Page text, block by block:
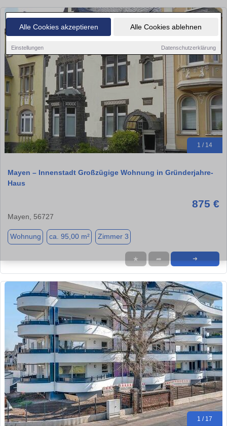
Alle Cookies akzeptieren Alle Cookies ablehnen
Einstellungen Datenschutzerklärung
1 / 14
Mayen – Innenstadt Großzügige Wohnung in Gründerjahre-
Haus
875 €
Mayen, 56727
Wohnung ca. 95,00 m² Zimmer 3
★ ➦ ➜
1 / 17